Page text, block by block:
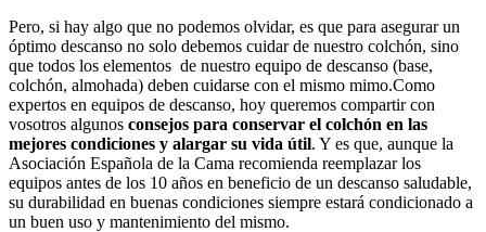
Pero, si hay algo que no podemos olvidar, es que para asegurar un
óptimo descanso no solo debemos cuidar de nuestro colchón, sino
que todos los elementos de nuestro equipo de descanso (base,
colchón, almohada) deben cuidarse con el mismo mimo.Como
expertos en equipos de descanso, hoy queremos compartir con
vosotros algunos consejos para conservar el colchón en las
mejores condiciones y alargar su vida útil. Y es que, aunque la
Asociación Española de la Cama recomienda reemplazar los
equipos antes de los 10 años en beneficio de un descanso saludable,
su durabilidad en buenas condiciones siempre estará condicionado a
un buen uso y mantenimiento del mismo.